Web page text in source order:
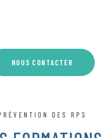
NOUS CONTACTER
DES RPS